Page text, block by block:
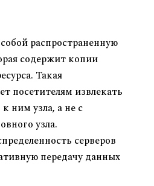
распространенную
содержит копии
Такая
посетителям извлекать
ним узла, а не с
узла.
серверов
передачу данных